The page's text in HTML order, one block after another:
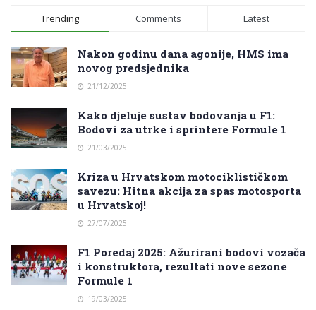
Trending Comments Latest
Nakon godinu dana agonije, HMS ima
novog predsjednika
21/12/2025
Kako djeluje sustav bodovanja u F1:
Bodovi za utrke i sprintere Formule 1
21/03/2025
Kriza u Hrvatskom motociklističkom
savezu: Hitna akcija za spas motosporta
u Hrvatskoj!
27/07/2025
F1 Poredaj 2025: Ažurirani bodovi vozača
i konstruktora, rezultati nove sezone
Formule 1
19/03/2025